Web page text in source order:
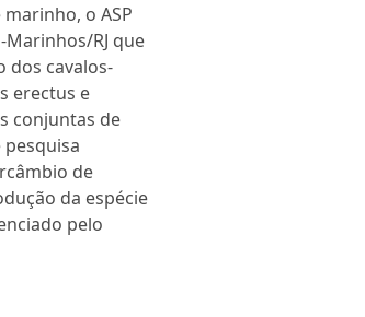
o ASP
RJ que
dos cavalos-
erectus e
conjuntas de
de
da espécie
pelo